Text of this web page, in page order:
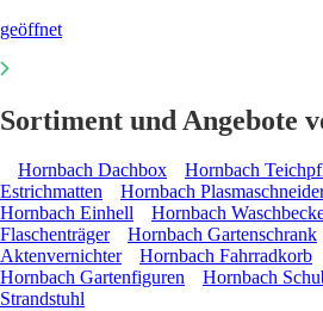
geöffnet
Sortiment und Angebote
Hornbach Dachbox Hornbach
Estrichmatten
Hornbach
Hornbach Einhell
Hornbach
Flaschenträger
Hornbach Gartenschrank
Aktenvernichter
Hornbach Fahrradkorb
Hornbach Gartenfiguren
Hornbach
Strandstuhl